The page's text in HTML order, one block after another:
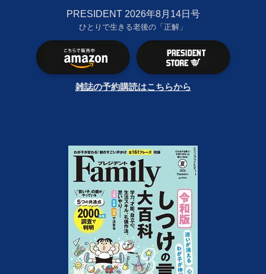
PRESIDENT 2026年8月14日号
ひとりで生きる老後の「正解」
雑誌の予約購読はこちらから